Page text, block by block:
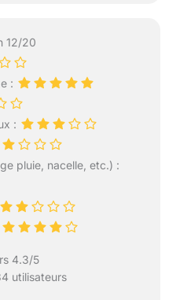
12/20
:
:
pluie, nacelle, etc.) :
4.3/5
utilisateurs